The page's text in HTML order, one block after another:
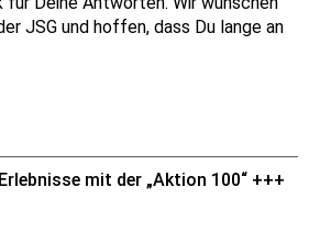
mit der „Aktion 100“ +++
JSG und hoffen, dass Du lange an